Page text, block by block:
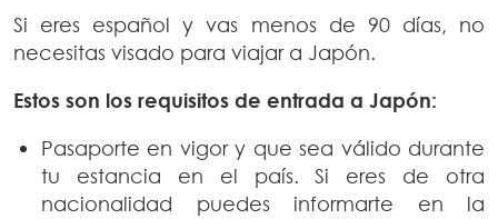
Si eres español y vas menos de 90 días, no
necesitas visado para viajar a Japón.
Estos son los requisitos de entrada a Japón:
Pasaporte en vigor y que sea válido durante
tu estancia en el país. Si eres de otra
nacionalidad puedes informarte en la